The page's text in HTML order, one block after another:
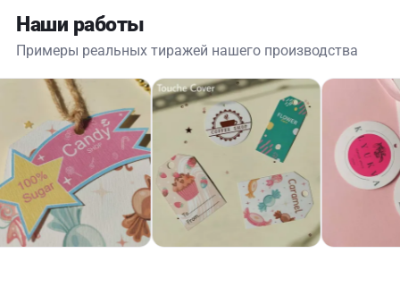
Наши работы
Примеры реальных тиражей нашего производства